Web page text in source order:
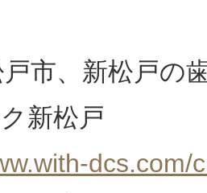
市、新松戸の
新松戸
dcs.com/